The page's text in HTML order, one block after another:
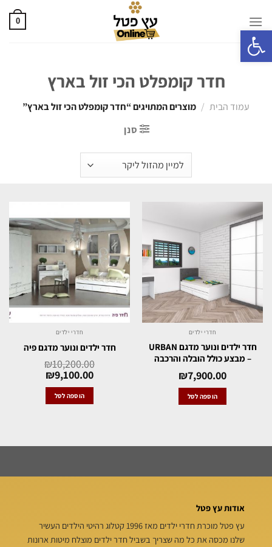
פתח סרגל נגישות
0
חדר קומפלט הכי זול בארץ
עמוד הבית / מוצרים המתויגים “חדר קומפלט הכי זול בארץ”
סנן
חדרי ילדים
חדר ילדים ונוער מדגם URBAN
– מבצע כולל הובלה והרכבה
₪7,900.00
הוספה לסל
חדרי ילדים
חדר ילדים ונוער מדגם פיה
₪10,200.00
₪9,100.00
הוספה לסל
אודות עץ פטל
עץ פטל מוכרת חדרי ילדים מאז 1996 קטלוג רהיטי הילדים העשיר
שלנו מכסה את כל מה שצריך בשביל חדר ילדים מוצלח מיטות ארונות